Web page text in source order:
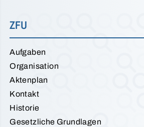
ZFU
Aufgaben
Organisation
Aktenplan
Kontakt
Historie
Gesetzliche Grundlagen